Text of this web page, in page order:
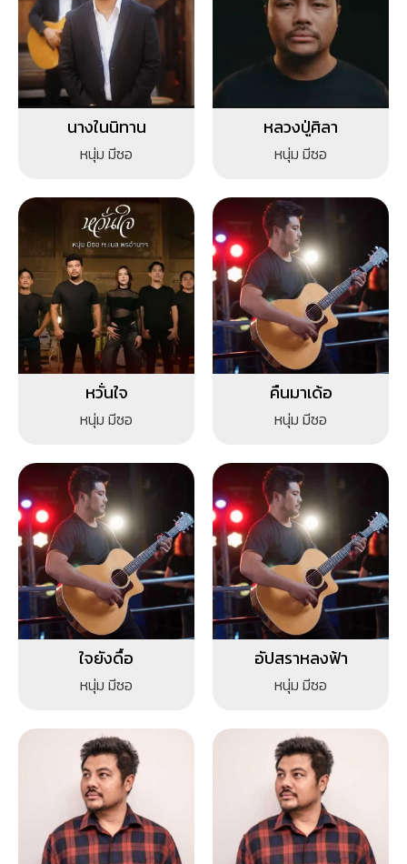
นางในนิทาน
หนุ่ม มีซอ
หลวงปู่ศิลา
หนุ่ม มีซอ
หวั่นใจ
หนุ่ม มีซอ
คืนมาเด้อ
หนุ่ม มีซอ
ใจยังดื้อ
หนุ่ม มีซอ
อัปสราหลงฟ้า
หนุ่ม มีซอ